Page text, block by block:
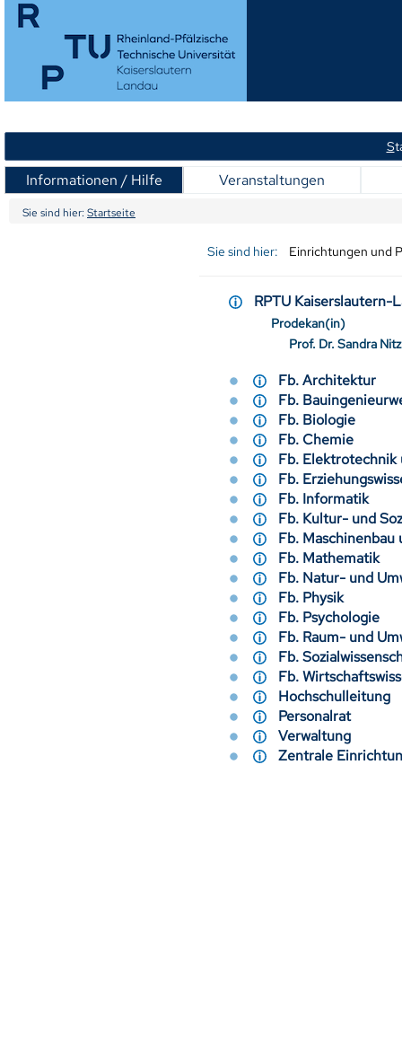
S
Informationen / Hilfe Veranstaltungen
Sie sind hier: Startseite
Sie sind hier: Einrichtungen und
RPTU
Prodekan(in)
Prof. Dr. Sandra Nitz
Fb. Architektur
Fb.
Fb. Biologie
Fb. Chemie
Fb.
Fb.
Fb. Informatik
Fb. Kultur- und
Fb.
Fb. Mathematik
Fb. Natur- und
Fb. Physik
Fb. Psychologie
Fb. Raum- und
Fb.
Fb.
Personalrat
Verwaltung
Zentrale